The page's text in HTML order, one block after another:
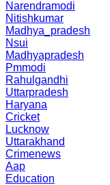
Narendramodi
Nitishkumar
Madhya_pradesh
Nsui
Madhyapradesh
Pmmodi
Rahulgandhi
Uttarpradesh
Haryana
Cricket
Lucknow
Uttarakhand
Crimenews
Aap
Education